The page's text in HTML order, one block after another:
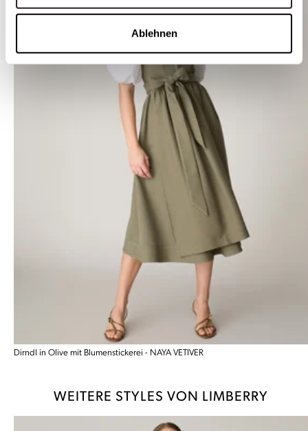
Ablehnen
Dirndl in Olive mit Blumenstickerei - NAYA VETIVER
WEITERE STYLES VON LIMBERRY